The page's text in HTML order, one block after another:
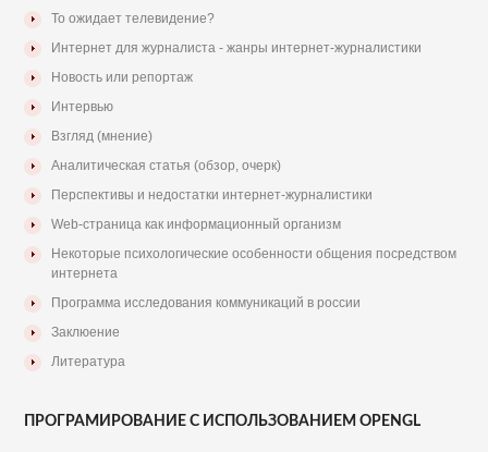
То ожидает телевидение?
Интернет для журналиста - жанры интернет-журналистики
Новость или репортаж
Интервью
Взгляд (мнение)
Аналитическая статья (обзор, очерк)
Перспективы и недостатки интернет-журналистики
Web-страница как информационный организм
Некоторые психологические особенности общения посредством
интернета
Программа исследования коммуникаций в россии
Заклюение
Литература
ПРОГРАМИРОВАНИЕ С ИСПОЛЬЗОВАНИЕМ OPENGL